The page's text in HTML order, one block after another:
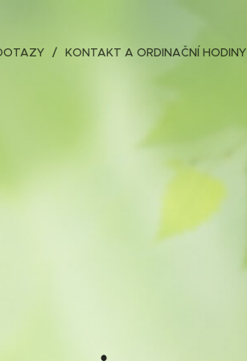
KONTAKT A ORDINAČNÍ HODINY